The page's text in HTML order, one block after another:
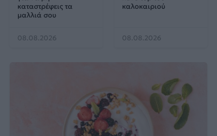
καταστρέφεις τα
μαλλιά σου
08.08.2026
καλοκαιριού
08.08.2026